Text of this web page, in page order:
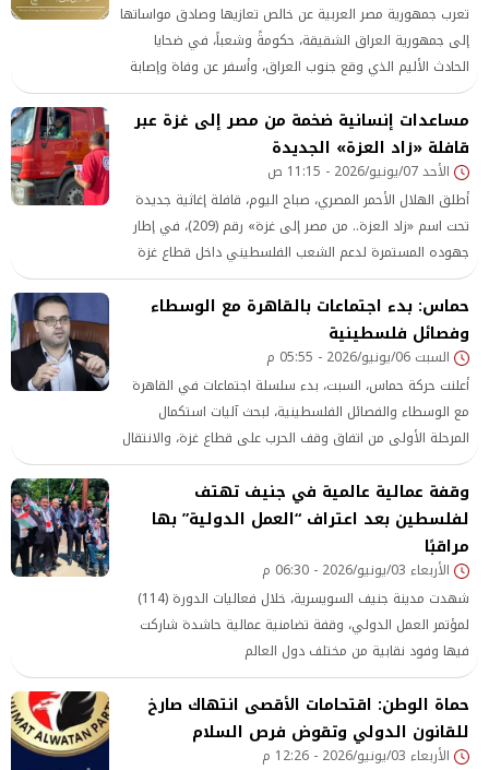
تعرب جمهورية مصر العربية عن خالص تعازيها وصادق مواساتها
إلى جمهورية العراق الشقيقة، حكومةً وشعباً، في ضحايا
الحادث الأليم الذي وقع جنوب العراق، وأسفر عن وفاة وإصابة
عدد من الأشخاص
مساعدات إنسانية ضخمة من مصر إلى غزة عبر
قافلة «زاد العزة» الجديدة
الأحد 07/يونيو/2026 - 11:15 ص
أطلق الهلال الأحمر المصري، صباح اليوم، قافلة إغاثية جديدة
تحت اسم «زاد العزة.. من مصر إلى غزة» رقم (209)، في إطار
جهوده المستمرة لدعم الشعب الفلسطيني داخل قطاع غزة
حماس: بدء اجتماعات بالقاهرة مع الوسطاء
وفصائل فلسطينية
السبت 06/يونيو/2026 - 05:55 م
أعلنت حركة حماس، السبت، بدء سلسلة اجتماعات في القاهرة
مع الوسطاء والفصائل الفلسطينية، لبحث آليات استكمال
المرحلة الأولى من اتفاق وقف الحرب على قطاع غزة، والانتقال
إلى مناقشات تتعلق بترتيبات المرحلة الثانية، نقلًا عن وكالة
الأناضول.
وقفة عمالية عالمية في جنيف تهتف
لفلسطين بعد اعتراف “العمل الدولية” بها
مراقبًا
الأربعاء 03/يونيو/2026 - 06:30 م
شهدت مدينة جنيف السويسرية، خلال فعاليات الدورة (114)
لمؤتمر العمل الدولي، وقفة تضامنية عمالية حاشدة شاركت
فيها وفود نقابية من مختلف دول العالم
حماة الوطن: اقتحامات الأقصى انتهاك صارخ
للقانون الدولي وتقوض فرص السلام
الأربعاء 03/يونيو/2026 - 12:26 م